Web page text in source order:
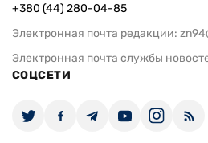
+380 (44) 280-04-85
Электронная почта редакции:
Электронная почта службы
СОЦСЕТИ